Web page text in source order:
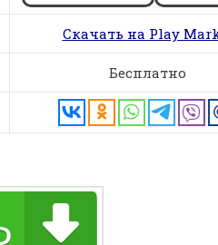
Скачать на Play
Бесплатно